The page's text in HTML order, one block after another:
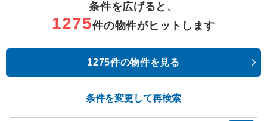
条件を広げると、
1275件の物件がヒットします
1275件の物件を見る
条件を変更して再検索